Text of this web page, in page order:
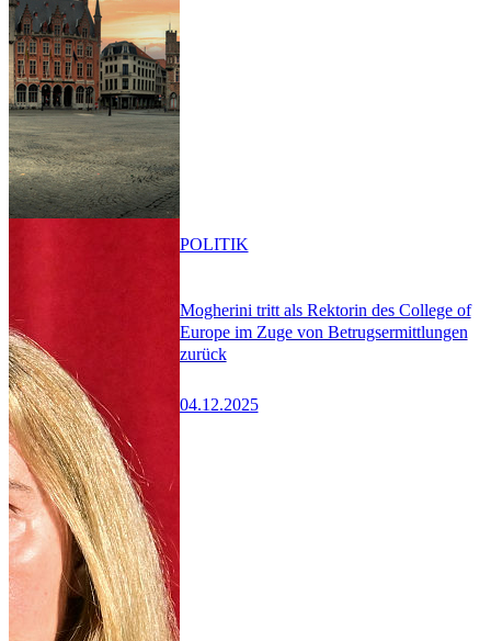
Mogherini tritt als Rektorin des College of
Europe im Zuge von Betrugsermittlungen
zurück
04.12.2025
POLITIK